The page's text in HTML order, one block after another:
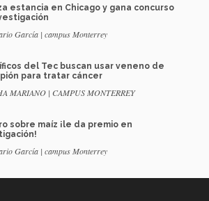
estancia en Chicago y gana concurso
García | campus Monterrey
del Tec buscan usar veneno de
para tratar cáncer
MARIANO | CAMPUS MONTERREY
sobre maíz ¡le da premio en
García | campus Monterrey